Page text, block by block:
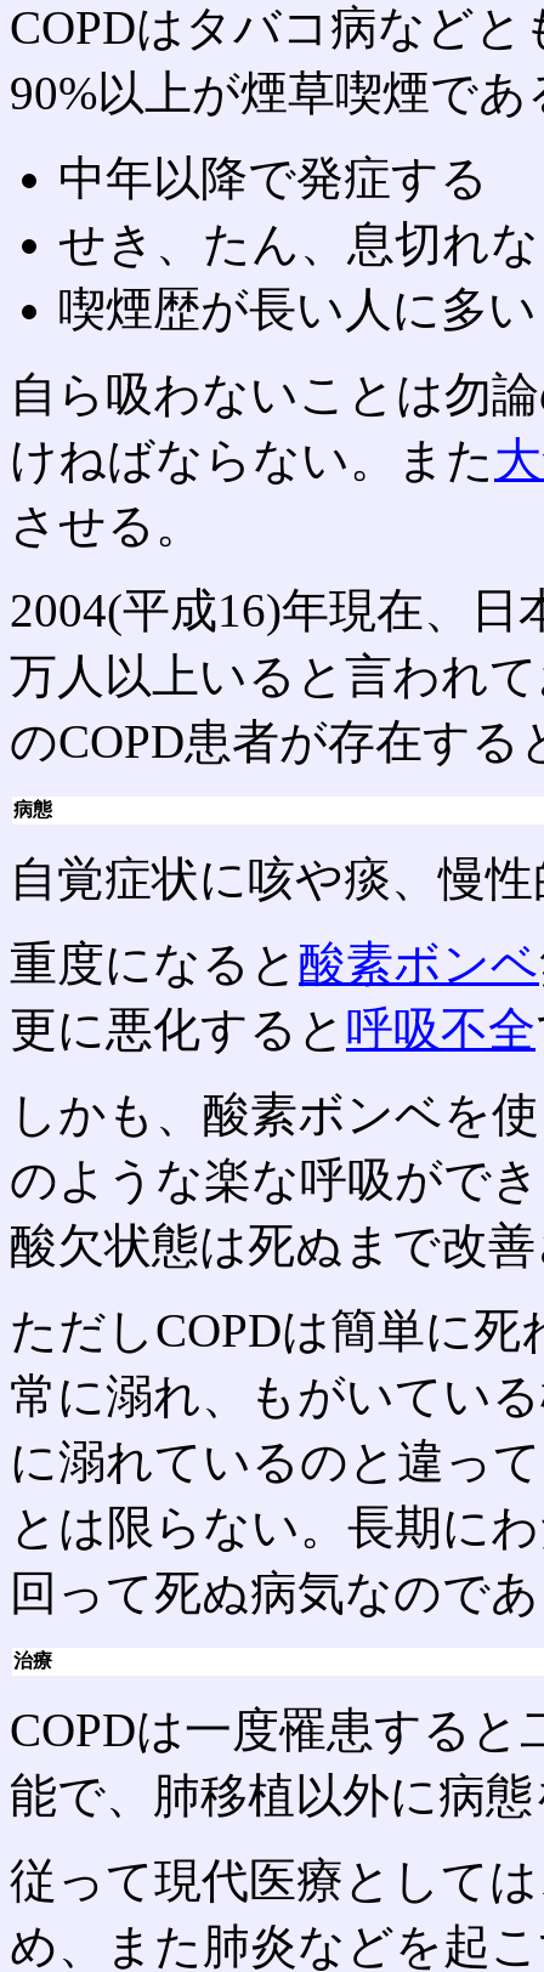
COPDはタバコ病など
90%以上が煙草喫煙であ
中年以降で発症する
せき、たん、息切れ
喫煙歴が長い人に多い
自ら吸わないことは勿
けねばならない。また
させる。
2004(平成16)年現在、
万人以上いると言われ
のCOPD患者が存在す
病態
自覚症状に咳や痰、慢
重度になると 酸素ボンベ
更に悪化すると 呼吸不全
しかも、酸素ボンベを
のような楽な呼吸がで
酸欠状態は死ぬまで改
ただしCOPDは簡単に死
常に溺れ、もがいてい
に溺れているのと違っ
とは限らない。長期に
回って死ぬ病気なので
治療
COPDは一度罹患する
能で、肺移植以外に病
従って現代医療として
め、また肺炎などを起